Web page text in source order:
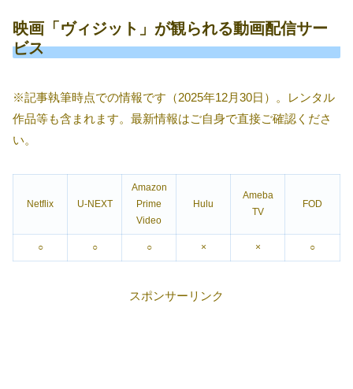
映画「ヴィジット」が観られる動画配信サー
ビス
※記事執筆時点での情報です（2025年12月30日）。レンタル
作品等も含まれます。最新情報はご自身で直接ご確認くださ
い。
Netflix U-NEXT
Amazon
Prime
Video
Hulu
Ameba
TV
FOD
○ ○ ○ × × ○
スポンサーリンク